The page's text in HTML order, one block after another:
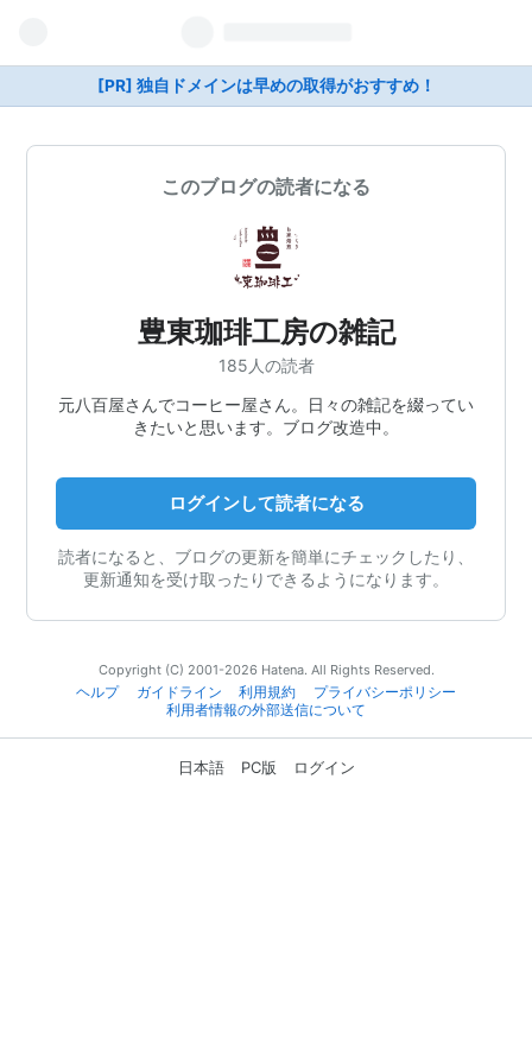
[PR] 独自ドメインは早めの取得がおすすめ！
このブログの読者になる
豊東珈琲工房の雑記
185人の読者
元八百屋さんでコーヒー屋さん。日々の雑記を綴ってい
きたいと思います。ブログ改造中。
ログインして読者になる
読者になると、ブログの更新を簡単にチェックしたり、
更新通知を受け取ったりできるようになります。
Copyright (C) 2001-2026 Hatena. All Rights Reserved.
ヘルプ
ガイドライン 利用規約
プライバシーポリシー
利用者情報の外部送信について
日本語 PC版 ログイン